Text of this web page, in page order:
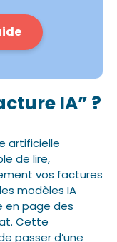
IA” ?
artificielle
de lire,
vos factures
modèles IA
en page des
Cette
passer d’une